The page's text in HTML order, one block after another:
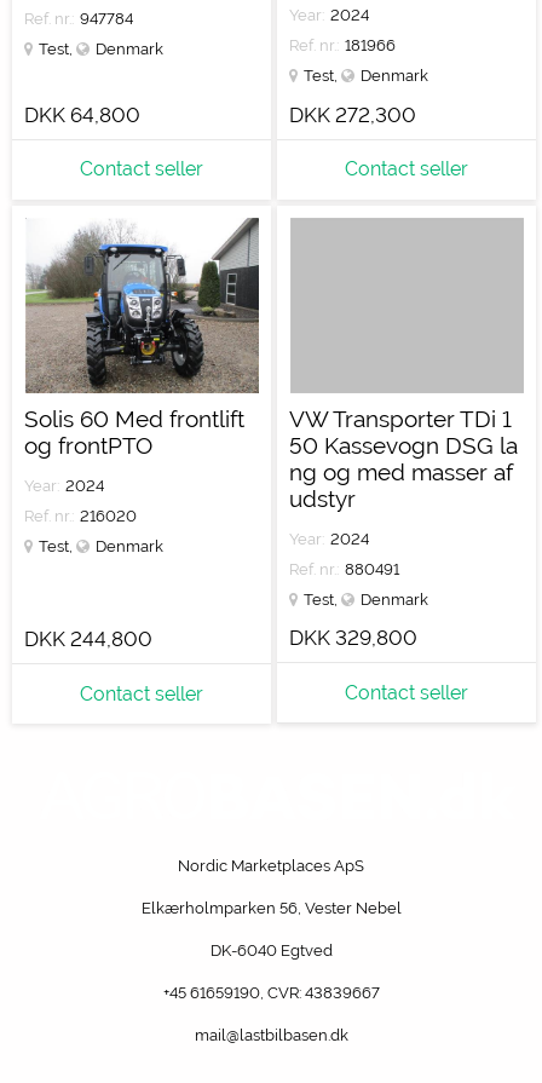
Ref. nr.: 947784
Test, Denmark
DKK 64,800
Contact seller
Year: 2024
Ref. nr.: 181966
Test, Denmark
DKK 272,300
Contact seller
Solis 60 Med frontlift
og frontPTO
Year: 2024
Ref. nr.: 216020
Test
Denmark
DKK 244,800
Contact seller
VW Transporter TDi 1
50 Kassevogn DSG la
ng og med masser af
udstyr
Year: 2024
Ref. nr.: 880491
Test
Denmark
DKK 329,800
Contact seller
Nordic Marketplaces ApS
Elkærholmparken 56, Vester Nebel
DK-6040 Egtved
+45 61659190, CVR: 43839667
mail@lastbilbasen.dk